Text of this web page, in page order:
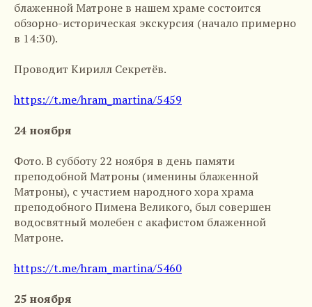
блаженной Матроне в нашем храме состоится
обзорно-историческая экскурсия (начало примерно
в 14:30).
Проводит Кирилл Секретёв.
https://t.me/hram_martina/5459
24 ноября
Фото. В субботу 22 ноября в день памяти
преподобной Матроны (именины блаженной
Матроны), с участием народного хора храма
преподобного Пимена Великого, был совершен
водосвятный молебен с акафистом блаженной
Матроне.
https://t.me/hram_martina/5460
25 ноября